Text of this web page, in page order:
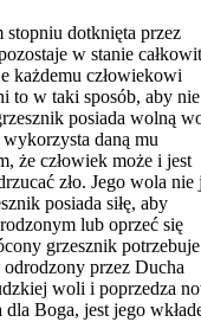
stopniu dotknięta przez
w stanie
każdemu człowiekowi
to w taki sposób, aby nie
posiada wolną
daną mu
że człowiek może i jest
zło. Jego wola nie
posiada siłę, aby
lub oprzeć się
grzesznik potrzebuje
przez Ducha
woli i poprzedza
Boga, jest jego